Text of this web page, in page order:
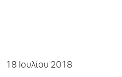
18 Ιουλίου 2018